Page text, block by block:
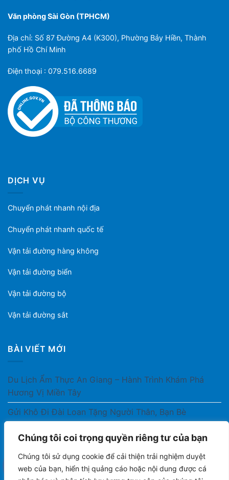
Chúng tôi coi trọng quyền riêng tư của bạn
Chúng tôi sử dụng cookie để cải thiện trải nghiệm duyệt
web của bạn, hiển thị quảng cáo hoặc nội dung được cá
Văn phòng Sài Gòn (TPHCM)
Địa chỉ: Số 87 Đường A4 (K300), Phường Bảy Hiền, Thành
phố Hồ Chí Minh
Điện thoại : 079.516.6689
DỊCH VỤ
Chuyển phát nhanh nội địa
Chuyển phát nhanh quốc tế
Vận tải đường hàng không
Vận tải đường biển
Vận tải đường bộ
Vận tải đường sắt
BÀI VIẾT MỚI
Du Lịch Ẩm Thực An Giang – Hành Trình Khám Phá
Hương Vị Miền Tây
Gửi Khô Đi Đài Loan Tặng Người Thân, Bạn Bè
Gửi Thuốc Cho Người Thân Ở Nước Ngoài Có Được
Không?
Gửi Công Văn, Tài Liệu Hỏa Tốc Từ Nam Ra Bắc